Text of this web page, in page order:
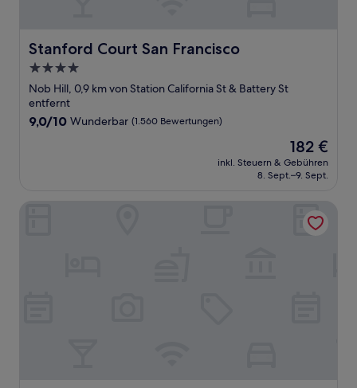
Stanford Court San Francisco
Stanford Court San Francisco
4.0-
Sterne-
Unterkunft
Nob Hill, 0,9 km von Station California St & Battery St
entfernt
9.0
9,0/10 Wunderbar (1.560 Bewertungen)
Der
Preis
beträgt
182 €
inkl. Steuern & Gebühren
8. Sept.–9. Sept.